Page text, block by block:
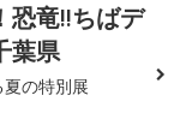
恐竜!!ちばデ
葉県
の特別展